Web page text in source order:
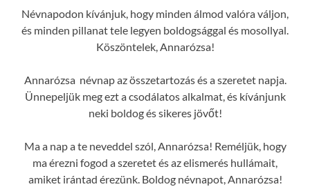
Névnapodon kívánjuk, hogy minden álmod valóra váljon,
és minden pillanat tele legyen boldogsággal és mosollyal.
Köszöntelek, Annarózsa!
Annarózsa névnap az összetartozás és a szeretet napja.
Ünnepeljük meg ezt a csodálatos alkalmat, és kívánjunk
neki boldog és sikeres jövőt!
Ma a nap a te neveddel szól, Annarózsa! Reméljük, hogy
ma érezni fogod a szeretet és az elismerés hullámait,
amiket irántad érezünk. Boldog névnapot, Annarózsa!